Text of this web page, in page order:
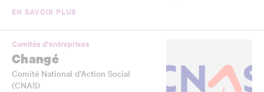
EN SAVOIR PLUS
Comités d'entreprises
Changé
Comité National d’Action Social
(CNAS)